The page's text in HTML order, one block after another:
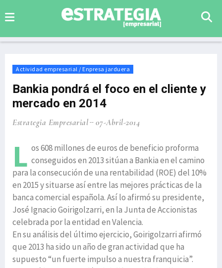
Actividad empresarial / Enpresa jarduera
Bankia pondrá el foco en el cliente y
mercado en 2014
Estrategia Empresarial 07-Abril-2014
L os 608 millones de euros de beneficio proforma
conseguidos en 2013 sitúan a Bankia en el camino
para la consecución de una rentabilidad (ROE) del 10%
en 2015 y situarse así entre las mejores prácticas de la
banca comercial española. Así lo afirmó su presidente,
José Ignacio Goirigolzarri, en la Junta de Accionistas
celebrada por la entidad en Valencia.
En su análisis del último ejercicio, Goirigolzarri afirmó
que 2013 ha sido un año de gran actividad que ha
supuesto “un fuerte impulso a nuestra franquicia”.